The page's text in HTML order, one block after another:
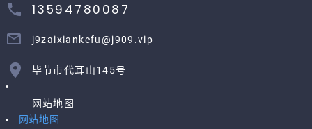
13594780087
j9zaixiankefu@j909.vip
毕节市代耳山145号
网站地图
网站地图